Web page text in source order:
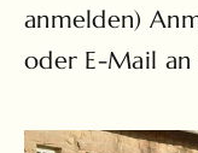
anmelden)
oder E-Mail an